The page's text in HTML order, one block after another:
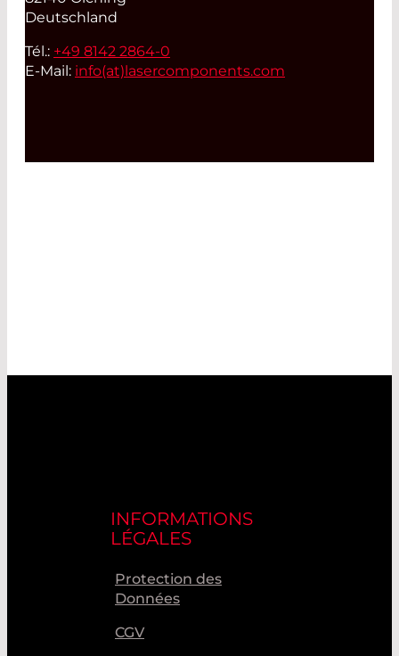
Deutschland
Tél.: +49 8142 2864-0
E-Mail: info(at) lasercomponents.com
INFORMATIONS
LÉGALES
Protection des
Données
CGV